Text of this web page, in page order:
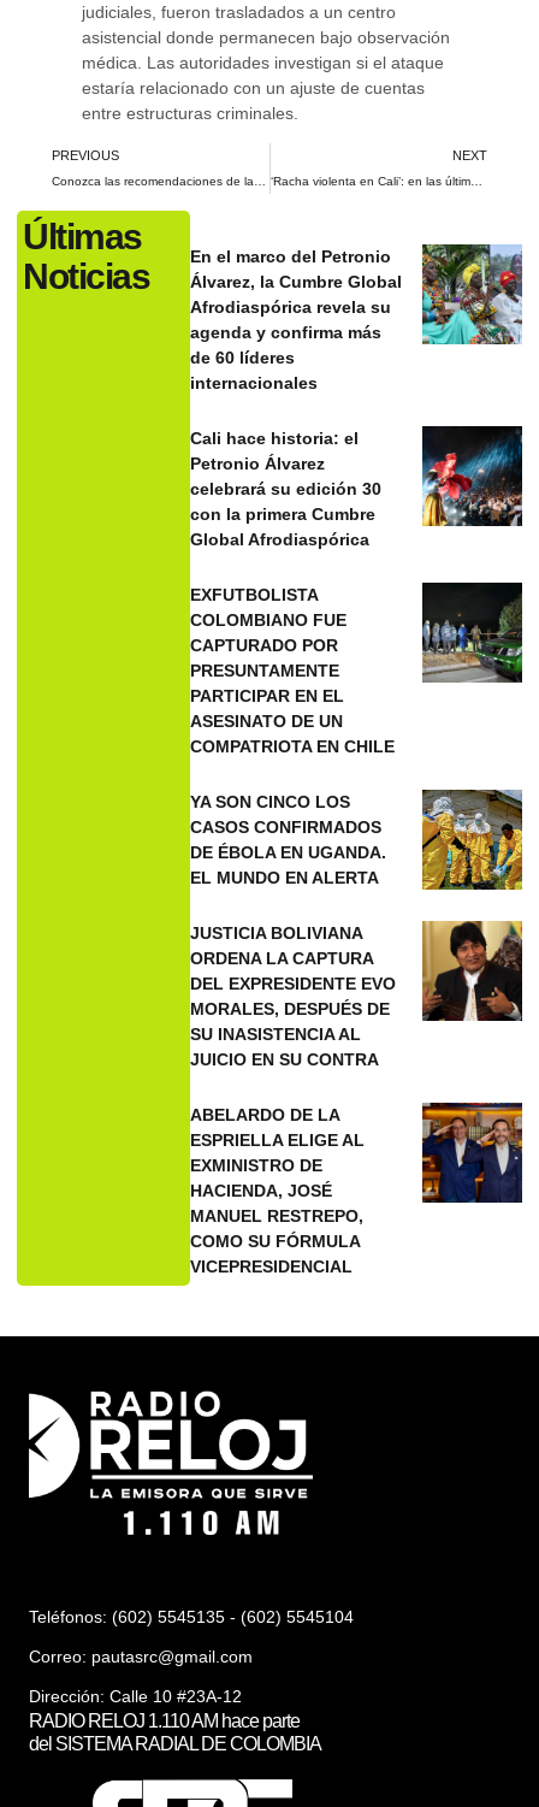
judiciales, fueron trasladados a un centro
asistencial donde permanecen bajo observación
médica. Las autoridades investigan si el ataque
estaría relacionado con un ajuste de cuentas
entre estructuras criminales.
PREVIOUS NEXT
‘Racha violenta en Cali’: en las últimas horas se registraron cinco homicidios en la ciudad
Últimas
Noticias
En el marco del Petronio
Álvarez, la Cumbre Global
Afrodiaspórica revela su
agenda y confirma más
de 60 líderes
internacionales
Cali hace historia: el
Petronio Álvarez
celebrará su edición 30
con la primera Cumbre
Global Afrodiaspórica
EXFUTBOLISTA
COLOMBIANO FUE
CAPTURADO POR
PRESUNTAMENTE
PARTICIPAR EN EL
ASESINATO DE UN
COMPATRIOTA EN CHILE
YA SON CINCO LOS
CASOS CONFIRMADOS
DE ÉBOLA EN UGANDA.
EL MUNDO EN ALERTA
JUSTICIA BOLIVIANA
ORDENA LA CAPTURA
DEL EXPRESIDENTE EVO
MORALES, DESPUÉS DE
SU INASISTENCIA AL
JUICIO EN SU CONTRA
ABELARDO DE LA
ESPRIELLA ELIGE AL
EXMINISTRO DE
HACIENDA, JOSÉ
MANUEL RESTREPO,
COMO SU FÓRMULA
VICEPRESIDENCIAL
Teléfonos: (602) 5545135 - (602) 5545104
Correo: pautasrc@gmail.com
Dirección: Calle 10 #23A-12
RADIO RELOJ 1.110 AM hace parte
del SISTEMA RADIAL DE COLOMBIA